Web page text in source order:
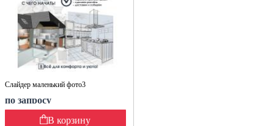
Слайдер маленький фото3
по запросу
В корзину